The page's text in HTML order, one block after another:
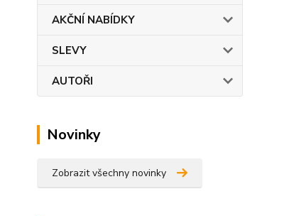
AKČNÍ NABÍDKY
SLEVY
AUTOŘI
Novinky
Zobrazit všechny novinky